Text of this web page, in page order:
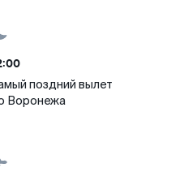
поздний вылет
Воронежа